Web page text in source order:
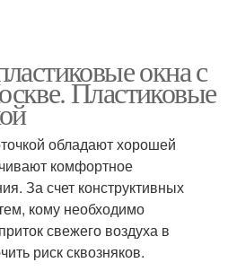
окна с
Пластиковые
обладают хорошей
комфортное
За счет конструктивных
кому необходимо
свежего воздуха в
риск сквозняков.